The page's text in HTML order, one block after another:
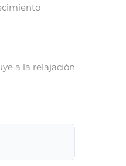
a la relajación